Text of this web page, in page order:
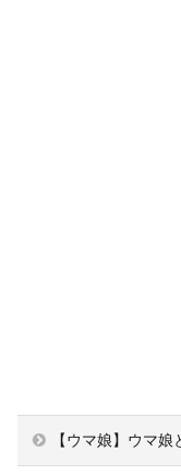
【ウマ娘】ウマ